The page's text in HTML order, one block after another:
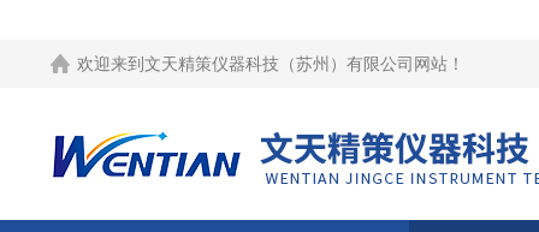
欢迎来到 文天精策仪器科技（苏州）有限公司网站 ！